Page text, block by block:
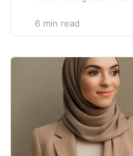
Meningkatkan
yang lebih adil dan
diharapkan semua
kebutuhan khusus,
6 min read